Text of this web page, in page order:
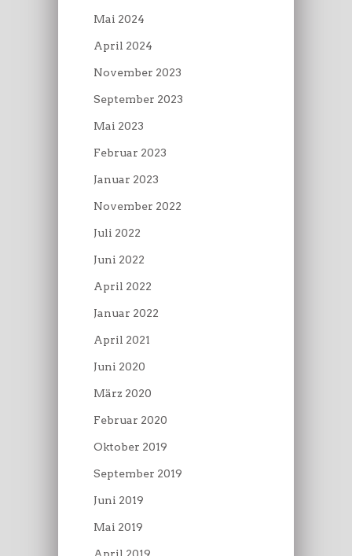
Mai 2024
April 2024
November 2023
September 2023
Mai 2023
Februar 2023
Januar 2023
November 2022
Juli 2022
Juni 2022
April 2022
Januar 2022
April 2021
Juni 2020
März 2020
Februar 2020
Oktober 2019
September 2019
Juni 2019
Mai 2019